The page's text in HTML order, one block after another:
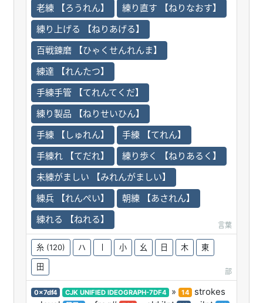
老練 【ろうれん】
練り直す 【ねりなおす】
練り上げる 【ねりあげる】
百戦錬磨 【ひゃくせんれんま】
練達 【れんたつ】
手練手管 【てれんてくだ】
練り製品 【ねりせいひん】
手練 【しゅれん】
手練 【てれん】
手練れ 【てだれ】
練り歩く 【ねりあるく】
未練がましい 【みれんがましい】
練兵 【れんぺい】
朝練 【あされん】
練れる 【ねれる】
言葉
糸 (120) ハ 丨 小 幺 日 木 東
田
部
0x7df4 CJK UNIFIED IDEOGRAPH-7DF4 » 14
strokes